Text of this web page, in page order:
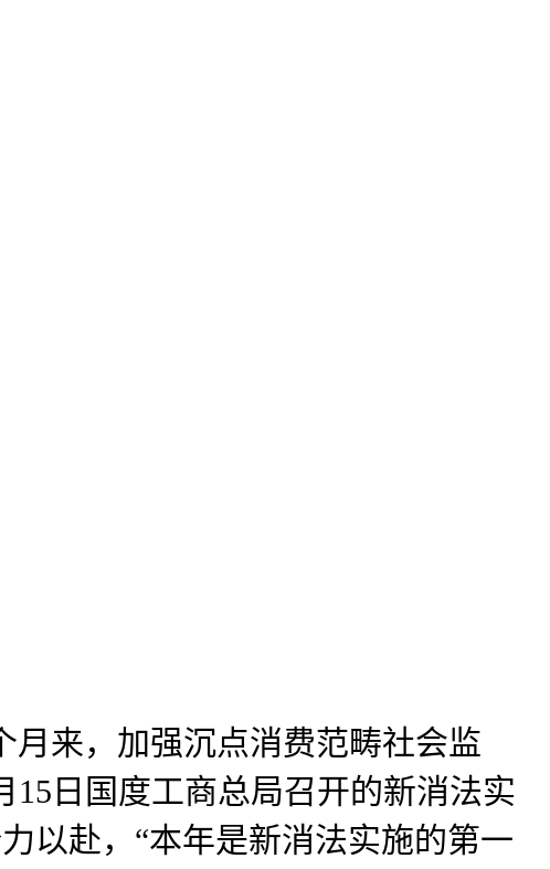
来，加强沉点消费范畴社会监
日国度工商总局召开的新消法实
以赴，“本年是新消法实施的第一